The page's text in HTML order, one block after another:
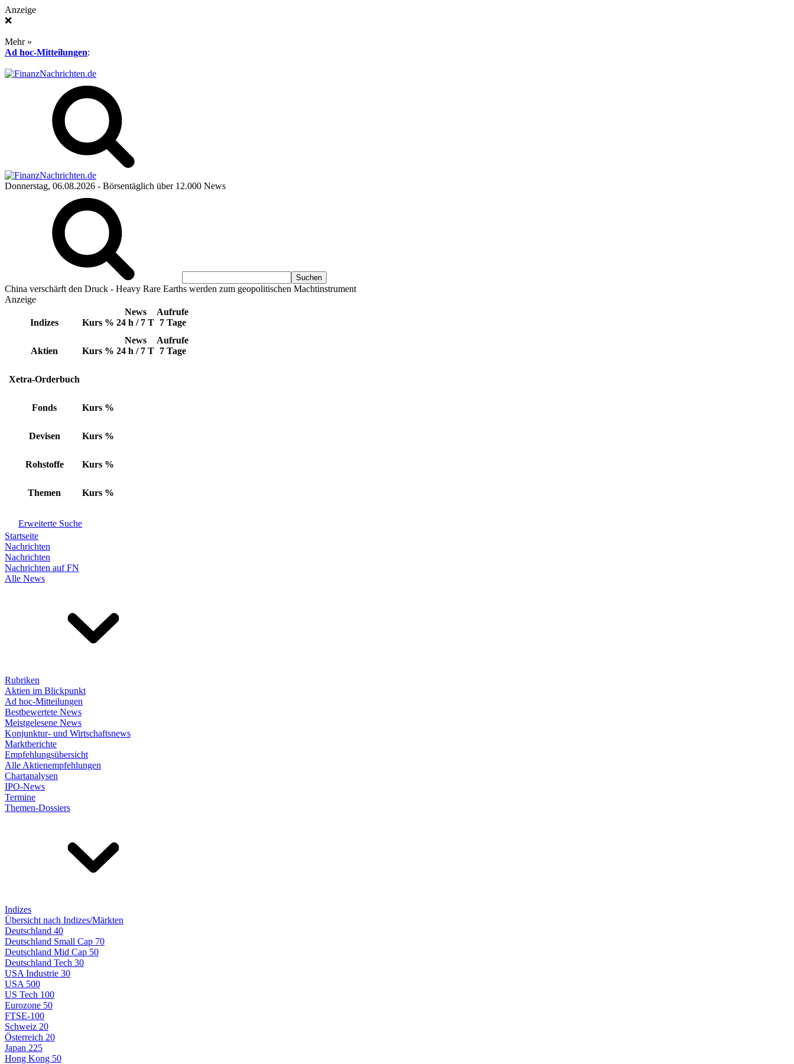
Anzeige
❌
Mehr »
Ad hoc-Mitteilungen:
Donnerstag, 06.08.2026 - Börsentäglich über 12.000 News
China verschärft den Druck - Heavy Rare Earths werden zum geopolitischen Machtinstrument
Anzeige
Indizes Kurs %
News
24 h / 7 T
Aufrufe
7 Tage
Aktien Kurs %
News
24 h / 7 T
Aufrufe
7 Tage
Xetra-Orderbuch
Fonds Kurs %
Devisen Kurs %
Rohstoffe Kurs %
Themen Kurs %
Erweiterte Suche
Startseite
Nachrichten
Nachrichten
Nachrichten auf FN
Alle News
Rubriken
Aktien im Blickpunkt
Ad hoc-Mitteilungen
Bestbewertete News
Meistgelesene News
Konjunktur- und Wirtschaftsnews
Marktberichte
Empfehlungsübersicht
Alle Aktienempfehlungen
Chartanalysen
IPO-News
Termine
Themen-Dossiers
Indizes
Übersicht nach Indizes/Märkten
Deutschland 40
Deutschland Small Cap 70
Deutschland Mid Cap 50
Deutschland Tech 30
USA Industrie 30
USA 500
US Tech 100
Eurozone 50
FTSE-100
Schweiz 20
Österreich 20
Japan 225
Hong Kong 50